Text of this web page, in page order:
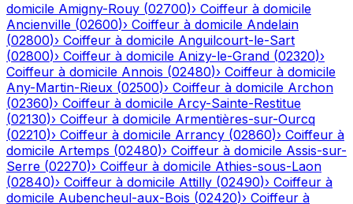
domicile Amigny-Rouy (02700)› Coiffeur à domicile
Ancienville (02600)› Coiffeur à domicile Andelain
(02800)› Coiffeur à domicile Anguilcourt-le-Sart
(02800)› Coiffeur à domicile Anizy-le-Grand (02320)›
Coiffeur à domicile Annois (02480)› Coiffeur à domicile
Any-Martin-Rieux (02500)› Coiffeur à domicile Archon
(02360)› Coiffeur à domicile Arcy-Sainte-Restitue
(02130)› Coiffeur à domicile Armentières-sur-Ourcq
(02210)› Coiffeur à domicile Arrancy (02860)› Coiffeur à
domicile Artemps (02480)› Coiffeur à domicile Assis-sur-
Serre (02270)› Coiffeur à domicile Athies-sous-Laon
(02840)› Coiffeur à domicile Attilly (02490)› Coiffeur à
domicile Aubencheul-aux-Bois (02420)› Coiffeur à